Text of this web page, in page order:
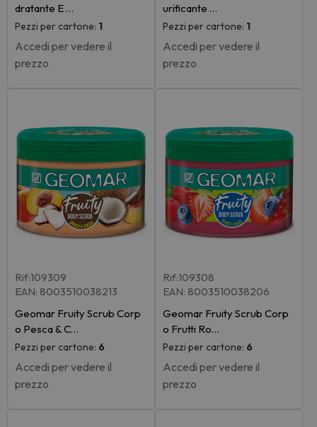
dratante E …
Pezzi per cartone: 1
Accedi per vedere il
prezzo
urificante …
Pezzi per cartone: 1
Accedi per vedere il
prezzo
Rif:109309
EAN: 8003510038213
Geomar Fruity Scrub Corp
o Pesca & C…
Pezzi per cartone: 6
Accedi per vedere il
prezzo
Rif:109308
EAN: 8003510038206
Geomar Fruity Scrub Corp
o Frutti Ro…
Pezzi per cartone: 6
Accedi per vedere il
prezzo